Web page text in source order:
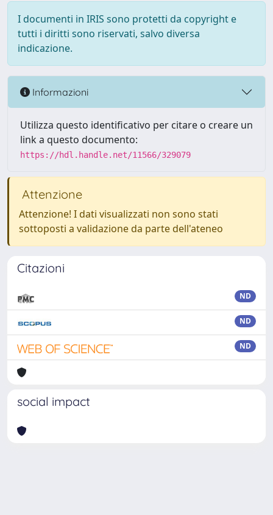
I documenti in IRIS sono protetti da copyright e
tutti i diritti sono riservati, salvo diversa
indicazione.
Informazioni
Utilizza questo identificativo per citare o creare un
link a questo documento:
https://hdl.handle.net/11566/329079
Attenzione
Attenzione! I dati visualizzati non sono stati
sottoposti a validazione da parte dell'ateneo
Citazioni
ND
ND
ND
social impact